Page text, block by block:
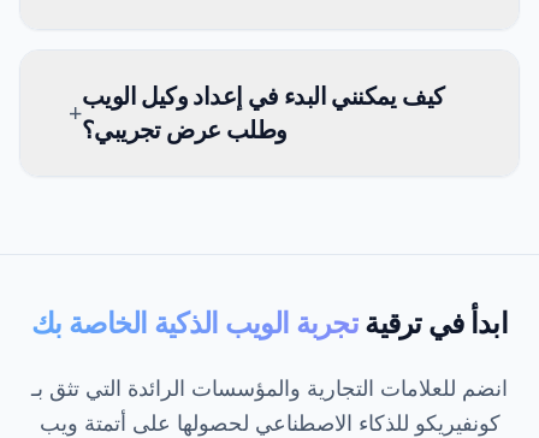
كيف يمكنني البدء في إعداد وكيل الويب
وطلب عرض تجريبي؟
+
ابدأ في ترقيةتجربة الويب الذكية الخاصة بك
انضم للعلامات التجارية والمؤسسات الرائدة التي تثق بـ
كونفيريكو للذكاء الاصطناعي لحصولها على أتمتة ويب